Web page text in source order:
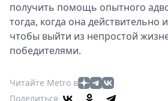
получить помощь опытного
тогда, когда она действительно
чтобы выйти из непростой
победителями.
Читайте Metro в
Поделиться